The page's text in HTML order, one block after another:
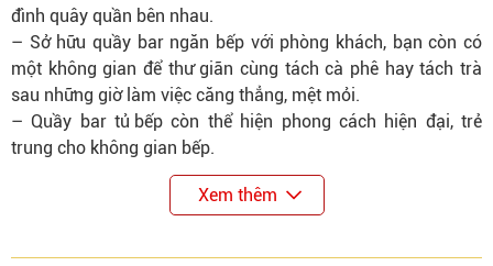
đình quây quần bên nhau.
– Sở hữu quầy bar ngăn bếp với phòng khách, bạn còn có
một không gian để thư giãn cùng tách cà phê hay tách trà
sau những giờ làm việc căng thẳng, mệt mỏi.
– Quầy bartủ bếp còn thể hiện phong cách hiện đại, trẻ
trung cho không gian bếp.
Xem thêm